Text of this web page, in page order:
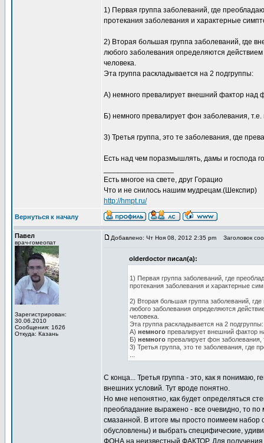
1) Первая группа заболеваний, где
протекания заболевания и характерные
2) Вторая большая группа заболеваний, где
любого заболевания определяются
человека.
Эта группа раскладывается на 2 подгруппы:
А) немного превалирует внешний фактор над
Б) немного превалирует фон заболевания,
3) Третья группа, это те заболевания, где
Есть над чем поразмышлять, дамы и господа
Есть многое на свете, друг Горацио
Что и не снилось нашим мудрецам.(Шекспир)
http://hmpt.ru/
Вернуться к началу
Павел
врач-гомеопат
Зарегистрирован:
30.06.2010
Сообщения: 1626
Откуда: Казань
Добавлено: Чт Ноя 08, 2012 2:35 pm Заголовок
olderdoctor писал(а):
1) Первая группа заболеваний, где
протекания заболевания и характерные
2) Вторая большая группа заболеваний,
любого заболевания определяются
человека.
Эта группа раскладывается на 2 подгруппы:
А) немного превалирует внешний фактор
Б) немного превалирует фон заболевания,
3) Третья группа, это те заболевания, где
С конца... Третья группа - это, как я понимаю,
внешних условий. Тут вроде понятно.
Но мне непонятно, как будет определяться
преобладание выражено - все очевидно, то по
смазанной. В итоге мы просто поимеем набор
обусловлены) и выбрать специфические,
ФОНА на неизвестный ФАКТОР. Для получения